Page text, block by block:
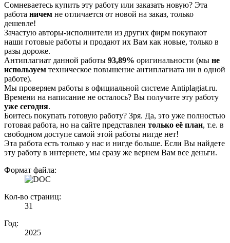
Сомневаетесь купить эту работу или заказать новую? Эта
работа ничем не отличается от новой на заказ, только
дешевле!
Зачастую авторы-исполнители из других фирм покупают
наши готовые работы и продают их Вам как новые, только в
разы дороже.
Антиплагиат данной работы 93,89% оригинальности (мы не
используем техническое повышение антиплагиата ни в одной
работе).
Мы проверяем работы в официальной системе Аntiplagiat.ru.
Времени на написание не осталось? Вы получите эту работу
уже сегодня.
Боитесь покупать готовую работу? Зря. Да, это уже полностью
готовая работа, но на сайте представлен только её план, т.е. в
свободном доступе самой этой работы нигде нет!
Эта работа есть только у нас и нигде больше. Если Вы найдете
эту работу в интернете, мы сразу же вернем Вам все деньги.
Формат файла:
Кол-во страниц:
31
Год:
2025